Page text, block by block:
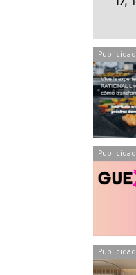
Publicidad
Publicidad
Publicidad